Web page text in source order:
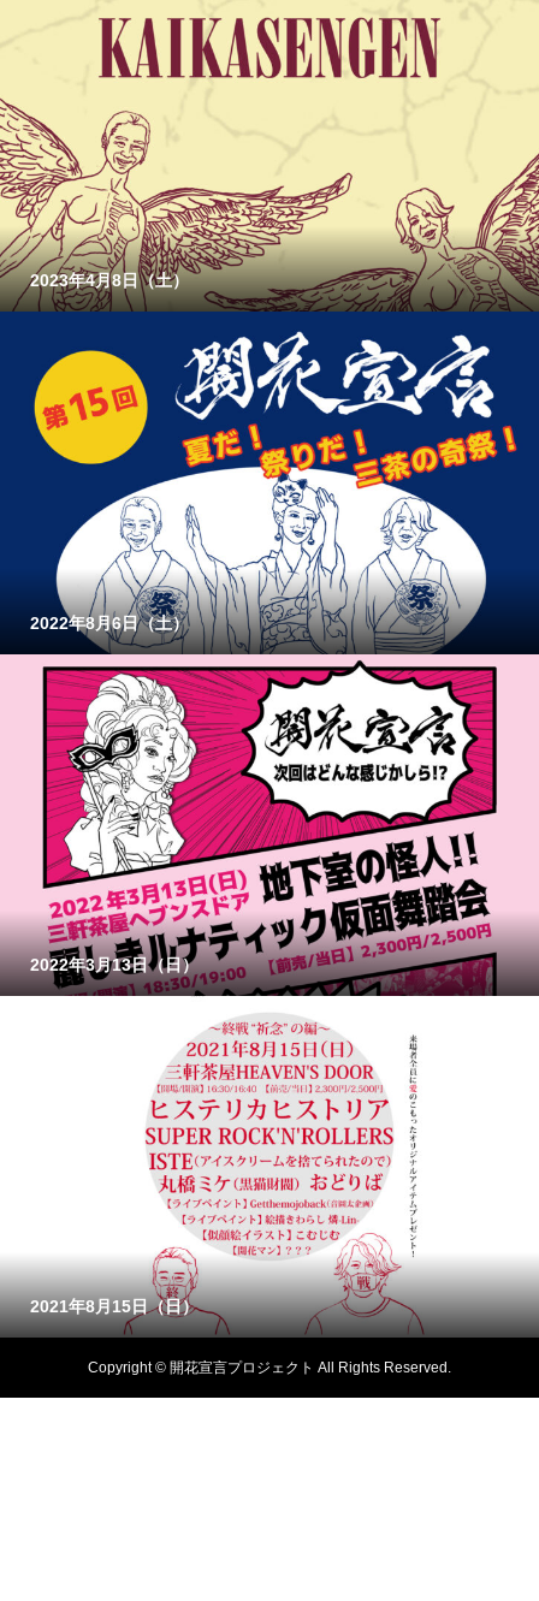
2023年4月8日（土）
2022年8月6日（土）
2022年3月13日（日）
2021年8月15日（日）
Copyright © 開花宣言プロジェクト All Rights Reserved.